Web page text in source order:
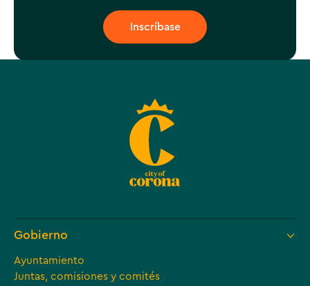
Gobierno
Ayuntamiento
Juntas, comisiones y comités